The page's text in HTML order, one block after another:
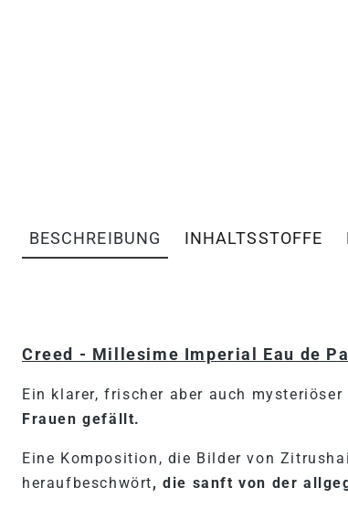
BESCHREIBUNG INHALTSSTOFFE
Creed - Millesime Imperial Eau de
Ein klarer, frischer aber auch
Frauen gefällt.
Eine Komposition, die Bilder von
heraufbeschwört, die sanft von der